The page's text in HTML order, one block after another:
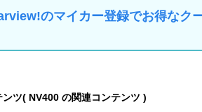
のマイカー登録でお得なク
ンツ( NV400 の関連コンテンツ )